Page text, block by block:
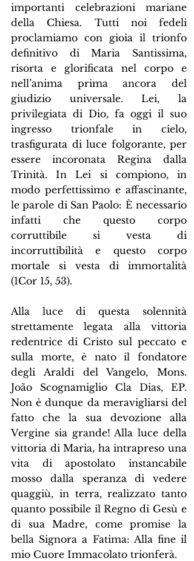
importanti celebrazioni mariane
della Chiesa. Tutti noi fedeli
proclamiamo con gioia il trionfo
definitivo di Maria Santissima,
risorta e glorificata nel corpo e
nell’anima prima ancora del
giudizio universale. Lei, la
privilegiata di Dio, fa oggi il suo
ingresso trionfale in cielo,
trasfigurata di luce folgorante, per
essere incoronata Regina dalla
Trinità. In Lei si compiono, in
modo perfettissimo e affascinante,
le parole di San Paolo: È necessario
infatti che questo corpo
corruttibile si vesta di
incorruttibilità e questo corpo
mortale si vesta di immortalità
(1Cor 15, 53).
Alla luce di questa solennità
strettamente legata alla vittoria
redentrice di Cristo sul peccato e
sulla morte, è nato il fondatore
degli Araldi del Vangelo, Mons.
João Scognamiglio Cla Dias, EP.
Non è dunque da meravigliarsi del
fatto che la sua devozione alla
Vergine sia grande! Alla luce della
vittoria di Maria, ha intrapreso una
vita di apostolato instancabile
mosso dalla speranza di vedere
quaggiù, in terra, realizzato tanto
quanto possibile il Regno di Gesù e
di sua Madre, come promise la
bella Signora a Fatima: Alla fine il
mio Cuore Immacolato trionferà.